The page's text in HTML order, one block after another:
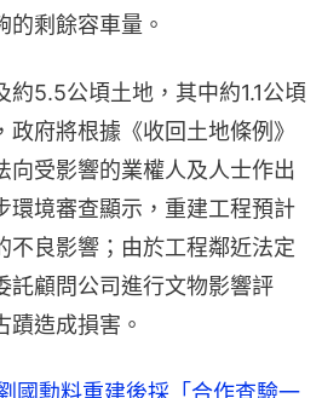
的剩餘容車量。
約5.5公頃土地，其中約1.1公頃
府將根據《收回土地條例》
向受影響的業權人及人士作出
環境審查顯示，重建工程預計
不良影響；由於工程鄰近法定
託顧問公司進行文物影響評
蹟造成損害。
國勳料重建後採「合作查驗一